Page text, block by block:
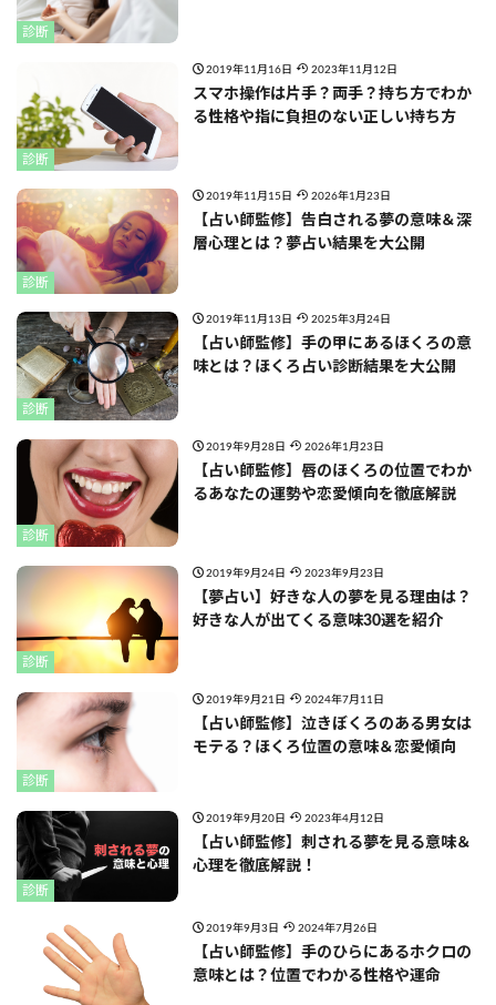
診断
診断
2019年11月16日 2023年11月12日
スマホ操作は片手？両手？持ち方でわか
る性格や指に負担のない正しい持ち方
診断
2019年11月15日 2026年1月23日
【占い師監修】告白される夢の意味＆深
層心理とは？夢占い結果を大公開
診断
2019年11月13日 2025年3月24日
【占い師監修】手の甲にあるほくろの意
味とは？ほくろ占い診断結果を大公開
診断
2019年9月28日 2026年1月23日
【占い師監修】唇のほくろの位置でわか
るあなたの運勢や恋愛傾向を徹底解説
診断
2019年9月24日 2023年9月23日
【夢占い】好きな人の夢を見る理由は？
好きな人が出てくる意味30選を紹介
診断
2019年9月21日 2024年7月11日
【占い師監修】泣きぼくろのある男女は
モテる？ほくろ位置の意味＆恋愛傾向
診断
2019年9月20日 2023年4月12日
【占い師監修】刺される夢を見る意味＆
心理を徹底解説！
2019年9月3日 2024年7月26日
【占い師監修】手のひらにあるホクロの
意味とは？位置でわかる性格や運命